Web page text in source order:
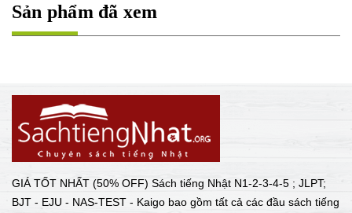
Sản phẩm đã xem
GIÁ TỐT NHẤT (50% OFF) Sách tiếng Nhật N1-2-3-4-5 ; JLPT;
BJT - EJU - NAS-TEST - Kaigo bao gồm tất cả các đầu sách tiếng